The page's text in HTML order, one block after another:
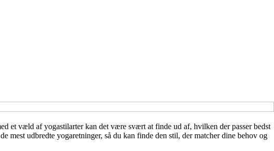
et væld af yogastilarter kan det være svært at finde ud af, hvilken der passer bedst
udbredte yogaretninger, så du kan finde den stil, der matcher dine behov og